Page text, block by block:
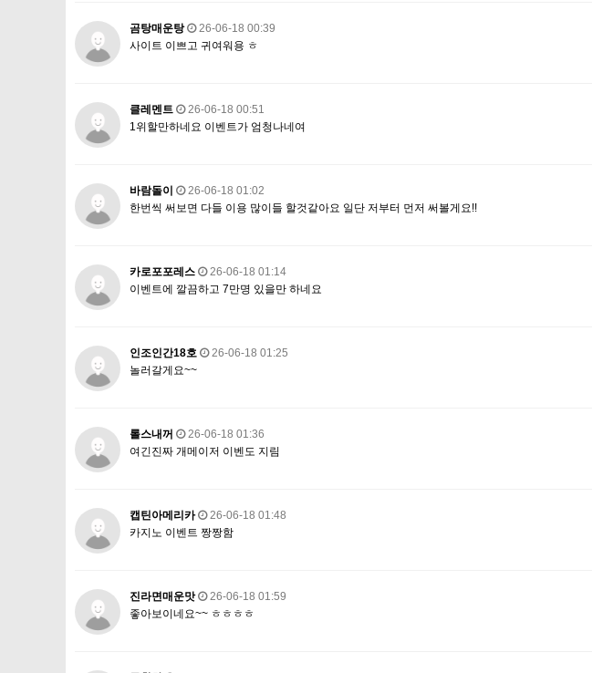
곰탕매운탕
26-06-18 00:39
사이트 이쁘고 귀여워용 ㅎ
클레멘트
26-06-18 00:51
1위할만하네요 이벤트가 엄청나네여
바람돌이
26-06-18 01:02
한번씩 써보면 다들 이용 많이들 할것같아요 일단 저부터 먼저 써볼게요!!
카로포포레스
26-06-18 01:14
이벤트에 깔끔하고 7만명 있을만 하네요
인조인간18호
26-06-18 01:25
놀러갈게요~~
롤스내꺼
26-06-18 01:36
여긴진짜 개메이저 이벤도 지림
캡틴아메리카
26-06-18 01:48
카지노 이벤트 짱짱함
진라면매운맛
26-06-18 01:59
좋아보이네요~~ ㅎㅎㅎㅎ